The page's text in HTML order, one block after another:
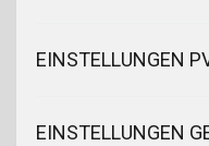
EINSTELLUNGEN
EINSTELLUNGEN